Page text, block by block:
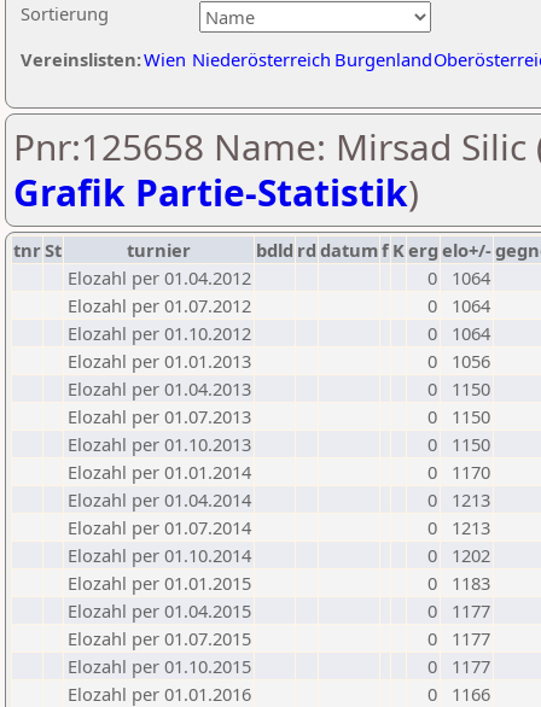
Sortierung
Vereinslisten:Wien Niederösterreich Burgenland
Pnr:125658 Name: Mirsad Silic
Grafik Partie-Statistik)
tnrSt turnier bdld rd datumf Kerg elo+/-
Elozahl per 01.04.2012
0
1064
Elozahl per 01.07.2012
0
1064
Elozahl per 01.10.2012
0
1064
Elozahl per 01.01.2013
0
1056
Elozahl per 01.04.2013
0
1150
Elozahl per 01.07.2013
0
1150
Elozahl per 01.10.2013
0
1150
Elozahl per 01.01.2014
0
1170
Elozahl per 01.04.2014
0
1213
Elozahl per 01.07.2014
0
1213
Elozahl per 01.10.2014
0
1202
Elozahl per 01.01.2015
0
1183
Elozahl per 01.04.2015
0
1177
Elozahl per 01.07.2015
0
1177
Elozahl per 01.10.2015
0
1177
Elozahl per 01.01.2016
0
1166